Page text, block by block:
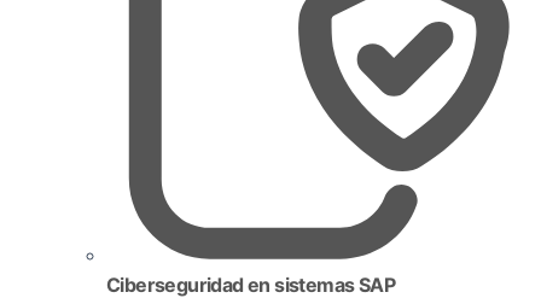
Ciberseguridad en sistemas SAP